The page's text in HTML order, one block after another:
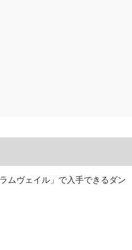
ムヴェイル」で入手できるダン